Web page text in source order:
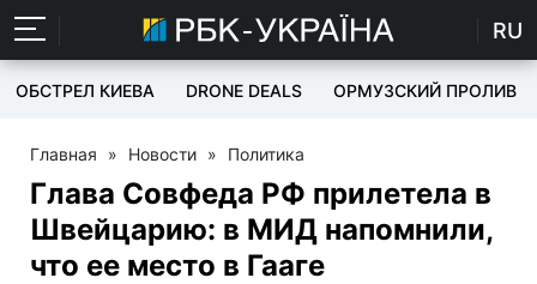
RU
ОБСТРЕЛ КИЕВА DRONE DEALS ОРМУЗСКИЙ ПРОЛИВ
Главная » Новости » Политика
Глава Совфеда РФ прилетела в
Швейцарию: в МИД напомнили,
что ее место в Гааге